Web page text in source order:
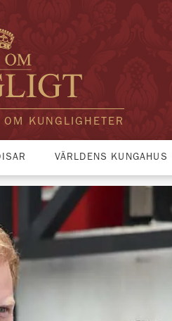
KUNGLIGHETER
VÄRLDENS KUNGAHUS